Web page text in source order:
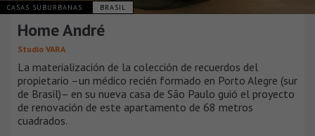
CASAS SUBURBANAS BRASIL
Home André
Studio VARA
La materialización de la colección de recuerdos del
propietario –un médico recién formado en Porto Alegre (sur
de Brasil)– en su nueva casa de São Paulo guió el proyecto
de renovación de este apartamento de 68 metros
cuadrados.